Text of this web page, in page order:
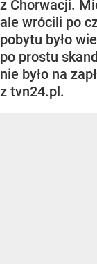
z Chorwacji.
ale wrócili po
pobytu było
po prostu
nie było na
z tvn24.pl.